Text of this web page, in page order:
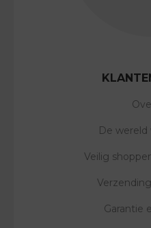
De wereld
Veilig
Garantie